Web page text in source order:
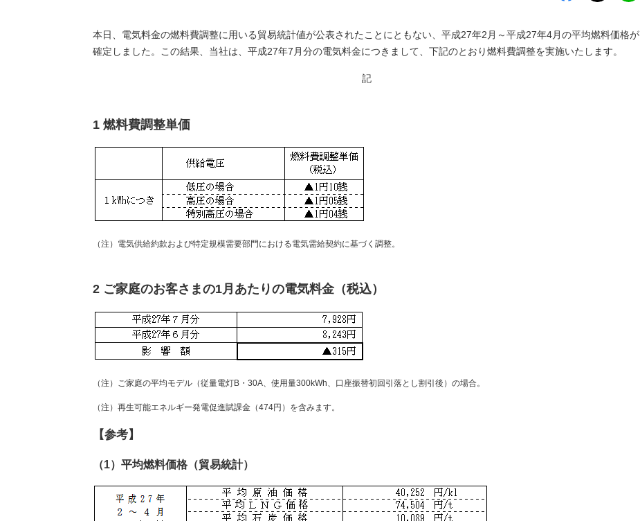
本日、電気料金の燃料費調整に用いる貿易統計値が公表されたことにともない、平成27年2月～平成27年4月の平均燃料価格が
確定しました。この結果、当社は、平成27年7月分の電気料金につきまして、下記のとおり燃料費調整を実施いたします。
記
1 燃料費調整単価
（注）電気供給約款および特定規模需要部門における電気需給契約に基づく調整。
2 ご家庭のお客さまの1月あたりの電気料金（税込）
（注）ご家庭の平均モデル（従量電灯B・30A、使用量300kWh、口座振替初回引落とし割引後）の場合。
（注）再生可能エネルギー発電促進賦課金（474円）を含みます。
【参考】
（1）平均燃料価格（貿易統計）